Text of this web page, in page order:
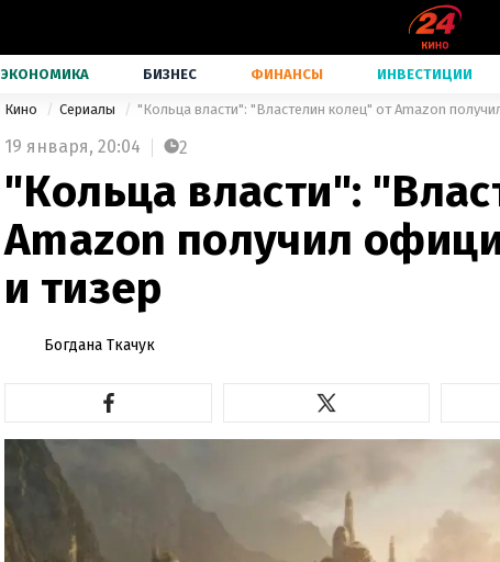
ЭКОНОМИКА БИЗНЕС ФИНАНСЫ ИНВЕСТИЦИИ
Кино Сериалы "Кольца власти": "Властелин колец" от Amazon
19 января, 20:04 2
"Кольца власти":
Amazon получил
и тизер
Богдана Ткачук